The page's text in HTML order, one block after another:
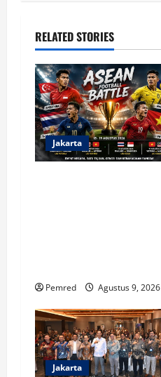
i
g
a
t
i
o
RELATED STORIES
Jakarta
Pemred Agustus 9, 2026
Jakarta